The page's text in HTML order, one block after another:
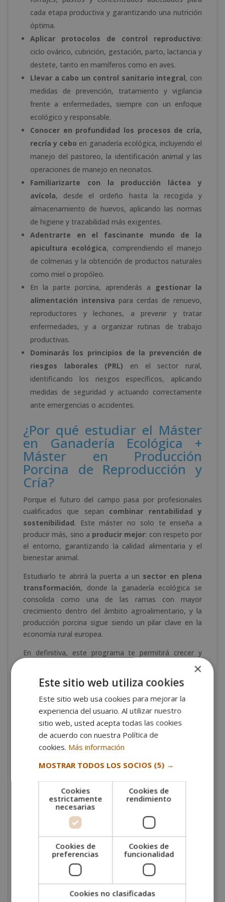
cada etapa productiva y garantizando una nutrición
óptima.
Aplicar protocolos de control reproductivo:
ciclo ovárico, cubrición, gestación, parto, lactancia y
destete, tanto en mamíferos como en aves.
Llevar a cabo un control sanitario integral, con
medidas de prevención, tratamiento y vigilancia
frente a enfermedades, siempre con un enfoque
ecológico y responsable.
Conocer en profundidad los procesos de cría,
recría y cebo en ganadería ecológica, incluyendo el
manejo del pastoreo, la identificación animal y las
operaciones de manejo en neonatos.
Familiarizarte con la producción láctea y
avícola, desde el ordeño hasta la recogida y
almacenamiento de huevos, aplicando las normas
de higiene y trazabilidad más exigentes.
Adentrarte en el fascinante mundo de la
apicultura ecológica, comprendiendo el manejo
de colmenas y la obtención de productos naturales
como miel o propóleo.
En la parte porcina, aprenderás a
gestionar la
alimentación intensiva para cerdas de renuevo,
reproductores y lechones, a prevenir y tratar
enfermedades, y a organizar rutinas de trabajo
productivas.
Dominarás los principios de la prevención de
riesgos laborales (PRL) en el sector rural,
identificando los riesgos específicos, aplicando
medidas de seguridad y actuando correctamente
ante emergencias o accidentes.
¿Por qué estudiar el Máster
en Ganadería Ecológica +
Máster en Producción
Porcina de Reproducción y
Cría?
Porque el futuro del campo pasa por profesionales
cualificados que sepan combinar rentabilidad y
sostenibilidad. Este máster no solo te enseña a
producir más, sino a producir mejor: con respeto por
el entorno, garantizando la calidad alimentaria y el
bienestar animal.
Estudiarlo te abrirá la puerta a un sector en plena
transformación, donde la ganadería ecológica se
consolida como una de las ramas con mayor
crecimiento dentro del ámbito agroalimentario, y la
producción porcina sigue siendo un pilar clave en la
economía rural europea.
En definitiva, este programa te permitirá crecer y
desarrollar tus habilidades sin dejar de lado tus
responsabilidades actuales. ¿Cómo? Con nuestra
metodología de estudio flexible y online. Gracias
al Campus Virtual y el acompañamiento de los
tutores, te prepararás para ocupar cargos de
liderazgo o emprender tu propio proyecto sin
interrumpir tus otras responsabilidades.
Salidas profesionales
El abanico deoportunidades para los expertos en
ganadería ecológicaincluye desde explotaciones y
granjas, hasta cooperativas agroalimentarias, centros
de investigación o empresas de nutrición animal. Sus
conocimientos les permiten ejercer de técnicos en
ganadería ecológica, coordinando la producción, el
manejo animal y el cumplimiento normativo en
explotaciones certificadas.
También es habitual encontrar a estos perfiles en la
gestión agropecuaria, responsables de calidad y
trazabilidad o inspectores de sanidad animal. La
×
Este sitio web utiliza cookies
Este sitio web usa cookies para mejorar la
experiencia del usuario. Al utilizar nuestro
sitio web, usted acepta todas las cookies
de acuerdo con nuestra Política de
cookies. Más información
MOSTRAR TODOS LOS SOCIOS (5) →
Cookies
estrictamente
necesarias
Cookies de
rendimiento
Cookies de
preferencias
Cookies de
funcionalidad
Cookies no clasificadas